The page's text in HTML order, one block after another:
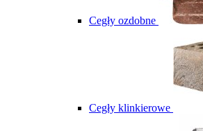
Cegły ozdobne
Cegły klinkierowe